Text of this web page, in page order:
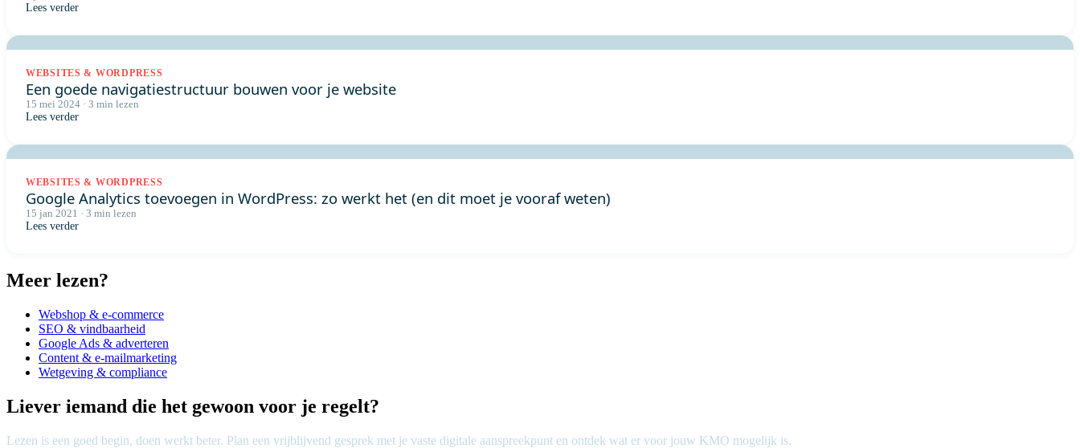
Lees verder
WEBSITES & WORDPRESS
Een goede navigatiestructuur bouwen voor je website
15 mei 2024 · 3 min lezen
Lees verder
WEBSITES & WORDPRESS
Google Analytics toevoegen in WordPress: zo werkt het (en dit moet je vooraf weten)
15 jan 2021 · 3 min lezen
Lees verder
Meer lezen?
Webshop & e-commerce
SEO & vindbaarheid
Google Ads & adverteren
Content & e-mailmarketing
Wetgeving & compliance
Liever iemand die het gewoon voor je regelt?
Lezen is een goed begin, doen werkt beter. Plan een vrijblijvend gesprek met je vaste digitale aanspreekpunt en ontdek wat er voor jouw KMO mogelijk is.